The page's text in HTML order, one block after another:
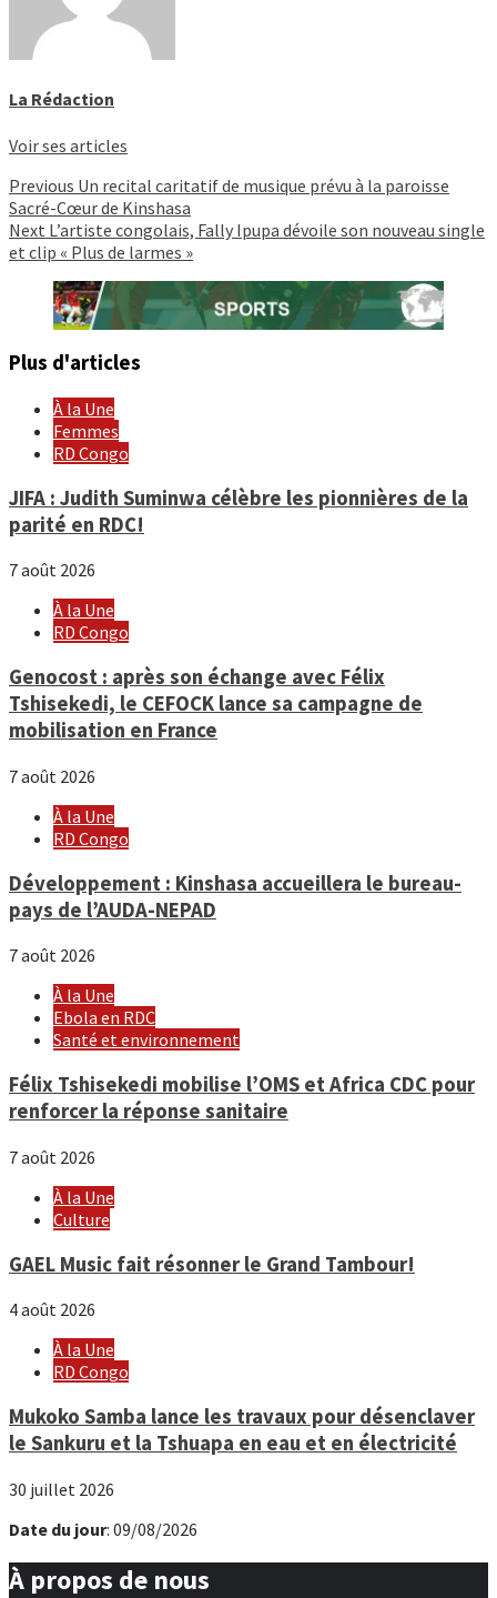
La Rédaction
Voir ses articles
Continue
Reading
Previous Un recital caritatif de musique prévu à la paroisse
Sacré-Cœur de Kinshasa
Next L’artiste congolais, Fally Ipupa dévoile son nouveau single
et clip « Plus de larmes »
Plus d'articles
À la Une
Femmes
RD Congo
JIFA : Judith Suminwa célèbre les pionnières de la
parité en RDC!
7 août 2026
À la Une
RD Congo
Genocost : après son échange avec Félix
Tshisekedi, le CEFOCK lance sa campagne de
mobilisation en France
7 août 2026
À la Une
RD Congo
Développement : Kinshasa accueillera le bureau-
pays de l’AUDA-NEPAD
7 août 2026
À la Une
Ebola en RDC
Santé et environnement
Félix Tshisekedi mobilise l’OMS et Africa CDC pour
renforcer la réponse sanitaire
7 août 2026
À la Une
Culture
GAEL Music fait résonner le Grand Tambour!
4 août 2026
À la Une
RD Congo
Mukoko Samba lance les travaux pour désenclaver
le Sankuru et la Tshuapa en eau et en électricité
30 juillet 2026
Date du jour: 09/08/2026
À propos de nous